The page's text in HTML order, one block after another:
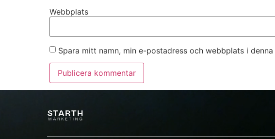
Webbplats
Spara mitt namn, min e-postadress och webbplats i